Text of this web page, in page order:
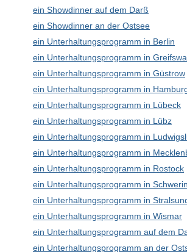
ein Showdinner auf dem Darß
ein Showdinner an der Ostsee
ein Unterhaltungsprogramm in Berlin
ein Unterhaltungsprogramm in
ein Unterhaltungsprogramm in Güstrow
ein Unterhaltungsprogramm in
ein Unterhaltungsprogramm in Lübeck
ein Unterhaltungsprogramm in Lübz
ein Unterhaltungsprogramm in
ein Unterhaltungsprogramm in
ein Unterhaltungsprogramm in Rostock
ein Unterhaltungsprogramm in
ein Unterhaltungsprogramm in
ein Unterhaltungsprogramm in Wismar
ein Unterhaltungsprogramm auf dem
ein Unterhaltungsprogramm an der